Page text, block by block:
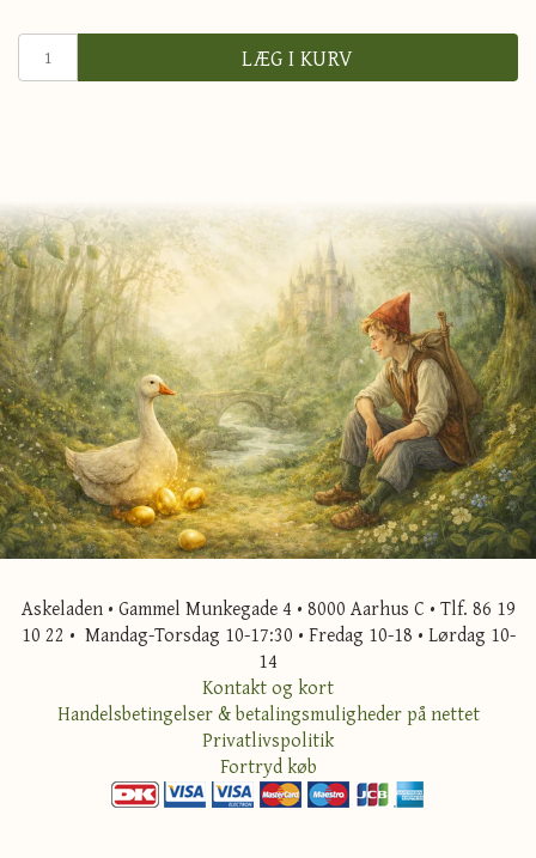
LÆG I KURV
Askeladen • Gammel Munkegade 4 • 8000 Aarhus C • Tlf. 86 19
10 22 • Mandag-Torsdag 10-17:30 • Fredag 10-18 • Lørdag 10-
14
Kontakt og kort
Handelsbetingelser & betalingsmuligheder på nettet
Privatlivspolitik
Fortryd køb